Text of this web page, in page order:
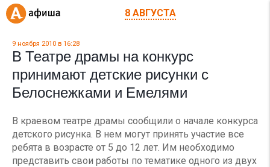
8 АВГУСТА
9 ноября 2010 в 16:28
В Театре драмы на конкурс
принимают детские рисунки с
Белоснежками и Емелями
В краевом театре драмы сообщили о начале конкурса
детского рисунка. В нем могут принять участие все
ребята в возрасте от 5 до 12 лет. Им необходимо
представить свои работы по тематике одного из двух